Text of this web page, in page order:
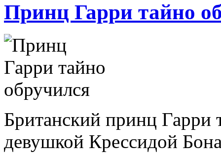
Принц Гарри тайно
Британский принц Гарри
девушкой Крессидой